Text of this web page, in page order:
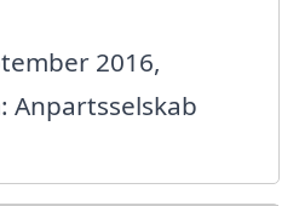
2016,
Anpartsselskab